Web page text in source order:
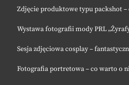
Zdjęcie produktowe typu packshot –
Wystawa fotografii mody PRL
Sesja zdjęciowa cosplay –
Fotografia portretowa – co warto o